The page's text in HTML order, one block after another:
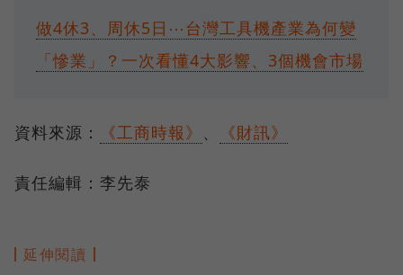
做4休3、周休5日⋯台灣工具機產業為何變
「慘業」？一次看懂4大影響、3個機會市場
資料來源： 《工商時報》 《財訊》
責任編輯：李先泰
延伸閱讀